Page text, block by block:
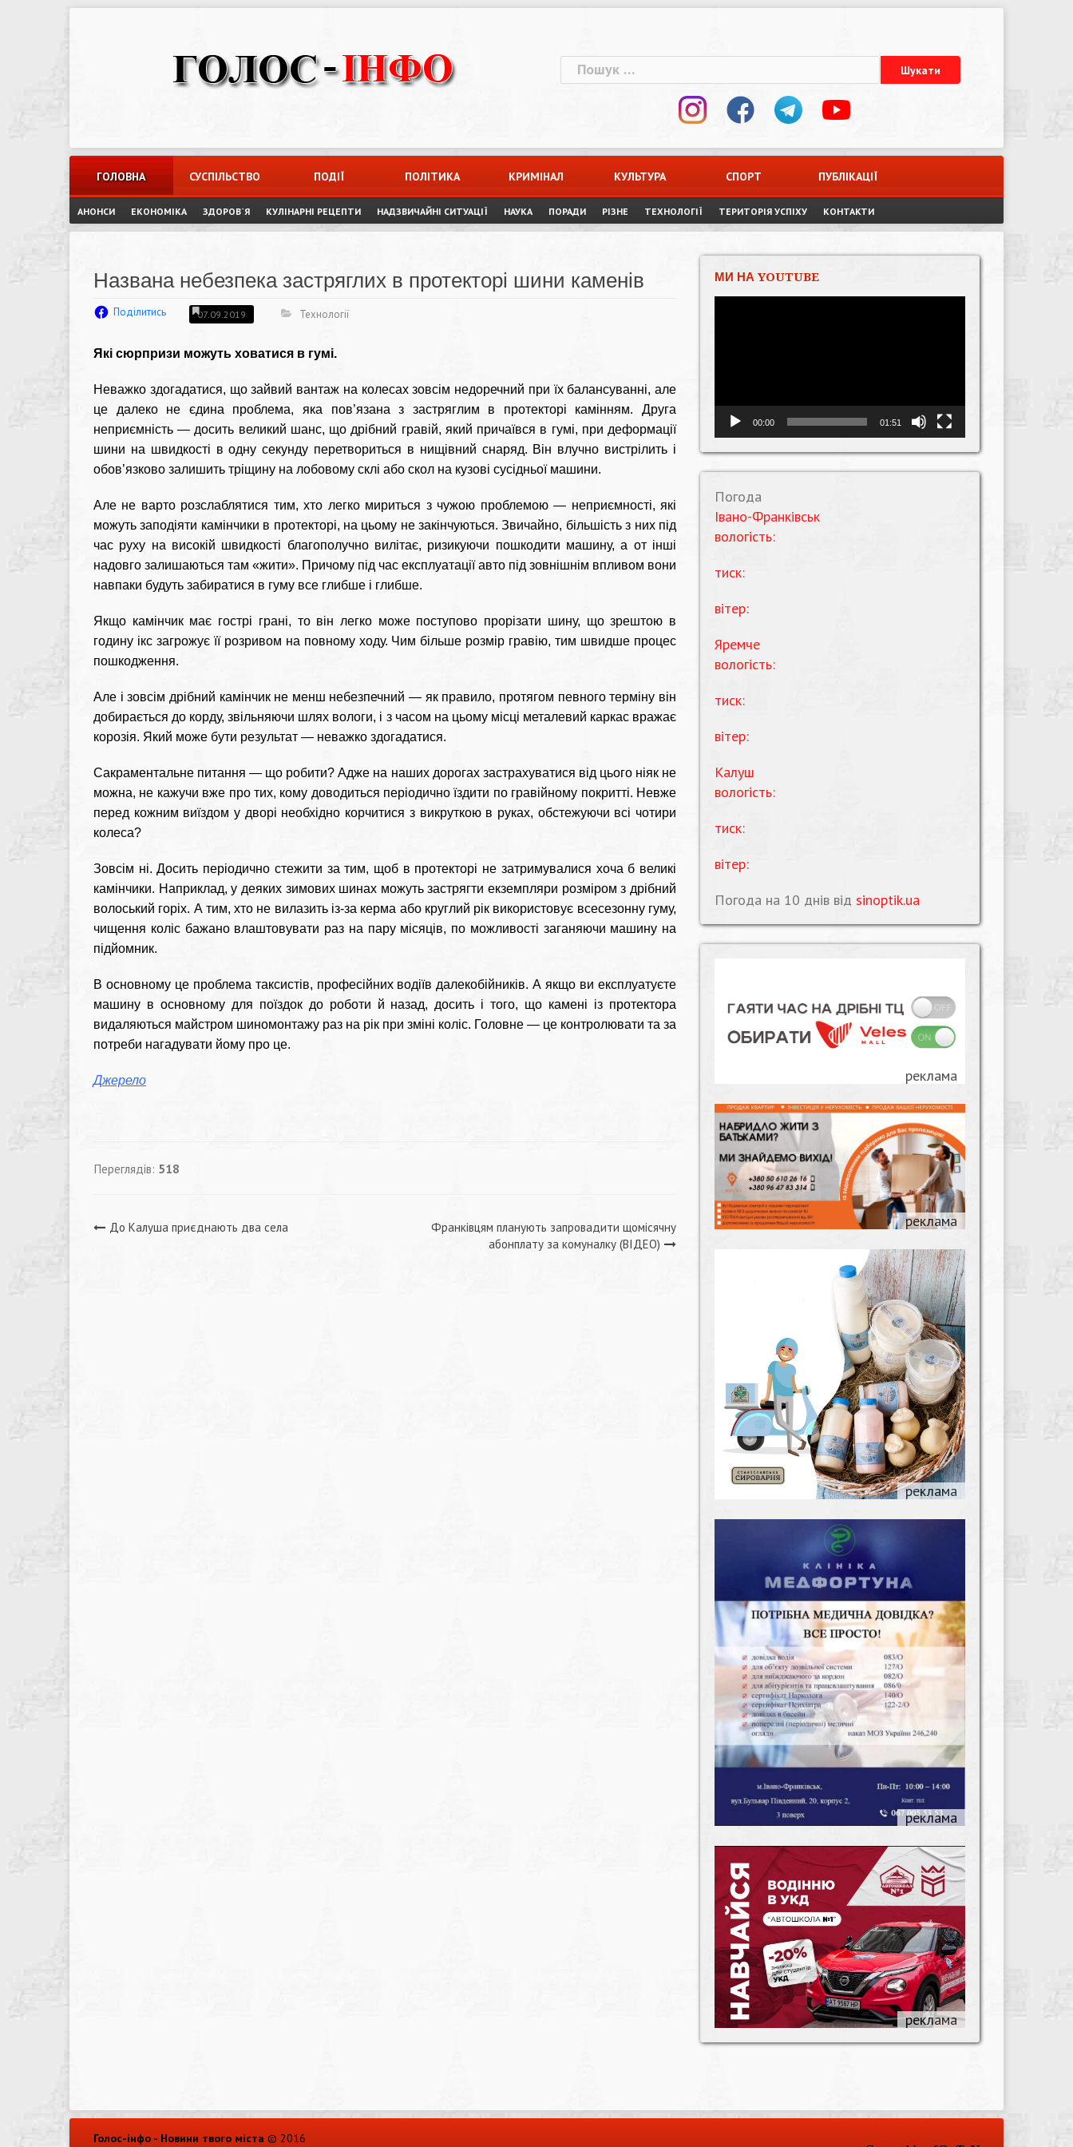
Пошук:
ГОЛОВНА СУСПІЛЬСТВО ПОДІЇ ПОЛІТИКА КРИМІНАЛ КУЛЬТУРА СПОРТ ПУБЛІКАЦІЇ
АНОНСИ ЕКОНОМІКА ЗДОРОВ`Я КУЛІНАРНІ РЕЦЕПТИ НАДЗВИЧАЙНІ СИТУАЦІЇ НАУКА ПОРАДИ РІЗНЕ ТЕХНОЛОГІЇ ТЕРИТОРІЯ УСПІХУ КОНТАКТИ
Названа небезпека застряглих в протекторі шини каменів
Поділитись 07.09.2019 Технології
Які сюрпризи можуть ховатися в гумі.
Неважко здогадатися, що зайвий вантаж на колесах зовсім недоречний при їх балансуванні, але
це далеко не єдина проблема, яка пов’язана з застряглим в протекторі камінням. Друга
неприємність — досить великий шанс, що дрібний гравій, який причаївся в гумі, при деформації
шини на швидкості в одну секунду перетвориться в нищівний снаряд. Він влучно вистрілить і
обов’язково залишить тріщину на лобовому склі або скол на кузові сусідньої машини.
Але не варто розслаблятися тим, хто легко мириться з чужою проблемою — неприємності, які
можуть заподіяти камінчики в протекторі, на цьому не закінчуються. Звичайно, більшість з них під
час руху на високій швидкості благополучно вилітає, ризикуючи пошкодити машину, а от інші
надовго залишаються там «жити». Причому під час експлуатації авто під зовнішнім впливом вони
навпаки будуть забиратися в гуму все глибше і глибше.
Якщо камінчик має гострі грані, то він легко може поступово прорізати шину, що зрештою в
годину ікс загрожує її розривом на повному ходу. Чим більше розмір гравію, тим швидше процес
пошкодження.
Але і зовсім дрібний камінчик не менш небезпечний — як правило, протягом певного терміну він
добирається до корду, звільняючи шлях вологи, і з часом на цьому місці металевий каркас вражає
корозія. Який може бути результат — неважко здогадатися.
Сакраментальне питання — що робити? Адже на наших дорогах застрахуватися від цього ніяк не
можна, не кажучи вже про тих, кому доводиться періодично їздити по гравійному покритті. Невже
перед кожним виїздом у дворі необхідно корчитися з викруткою в руках, обстежуючи всі чотири
колеса?
Зовсім ні. Досить періодично стежити за тим, щоб в протекторі не затримувалися хоча б великі
камінчики. Наприклад, у деяких зимових шинах можуть застрягти екземпляри розміром з дрібний
волоський горіх. А тим, хто не вилазить із-за керма або круглий рік використовує всесезонну гуму,
чищення коліс бажано влаштовувати раз на пару місяців, по можливості заганяючи машину на
підйомник.
В основному це проблема таксистів, професійних водіїв далекобійників. А якщо ви експлуатуєте
машину в основному для поїздок до роботи й назад, досить і того, що камені із протектора
видаляються майстром шиномонтажу раз на рік при зміні коліс. Головне — це контролювати та за
потреби нагадувати йому про це.
Джерело
Переглядів: 518
Навігація
До Калуша приєднають два села
Франківцям планують запровадити щомісячну
абонплату за комуналку (ВІДЕО)
МИ НА YOUTUBE
00:00 01:51
Погода
Івано-Франківськ
вологість:
тиск:
вітер:
Яремче
вологість:
тиск:
вітер:
Калуш
вологість:
тиск:
вітер:
Погода на 10 днів від sinoptik.ua
Голос-інфо - Новини твого міста © 2016